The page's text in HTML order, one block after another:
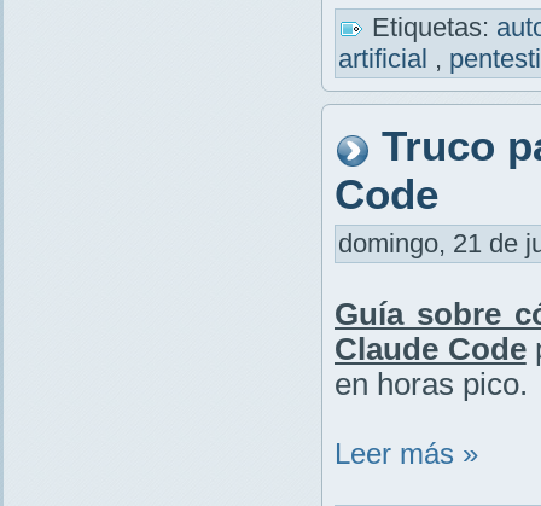
Etiquetas:
artificial ,
Truco
Code
domingo, 21 de
Guía sobre
Claude Code
en horas pico.
Leer más »